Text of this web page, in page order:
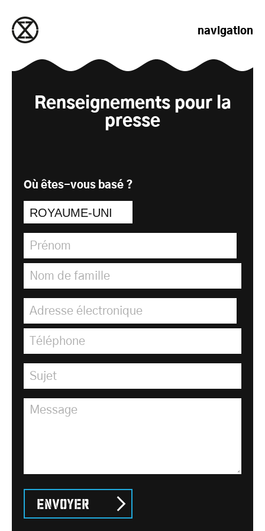
navigation
Renseignements pour la
presse
Où êtes-vous basé ?
Prénom
Nom de famille
Adresse électronique
Téléphone
Sujet *
Message
Envoyer